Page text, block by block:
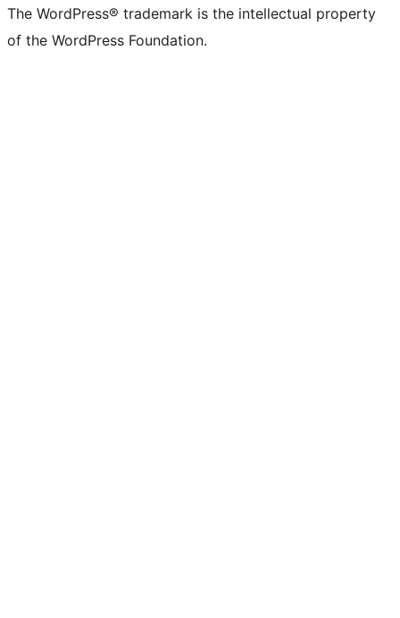
The WordPress® trademark is the intellectual property
of the WordPress Foundation.